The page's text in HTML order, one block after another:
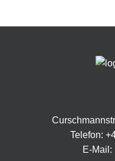
Telefon:
E-Mail: